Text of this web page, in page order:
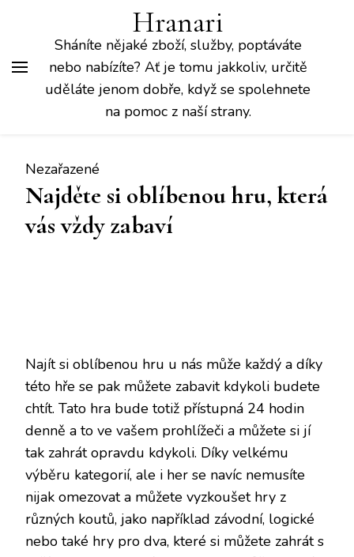
Hranari
Sháníte nějaké zboží, služby, poptáváte
nebo nabízíte? Ať je tomu jakkoliv, určitě
uděláte jenom dobře, když se spolehnete
na pomoc z naší strany.
Nezařazené
Najděte si oblíbenou hru, která
vás vždy zabaví
Najít si oblíbenou hru u nás může každý a díky
této hře se pak můžete zabavit kdykoli budete
chtít. Tato hra bude totiž přístupná 24 hodin
denně a to ve vašem prohlížeči a můžete si jí
tak zahrát opravdu kdykoli. Díky velkému
výběru kategorií, ale i her se navíc nemusíte
nijak omezovat a můžete vyzkoušet hry z
různých koutů, jako například závodní, logické
nebo také hry pro dva, které si můžete zahrát s